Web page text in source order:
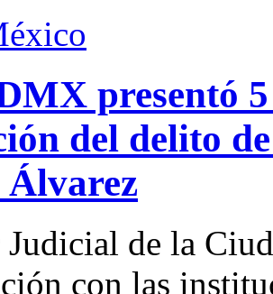
presentó
del delito
de la
con las